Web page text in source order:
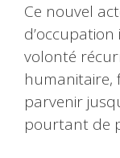
Ce nouvel
volonté
humanitaire,
parvenir
pourtant de